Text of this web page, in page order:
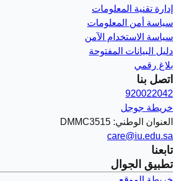
إدارة تقنية المعلومات
سياسة أمن المعلومات
سياسة الاستخدام الآمن
دليل البيانات المفتوحة
بلاغ رقمي
اتصل بنا
920022042
خريطة جوجل
العنوان الوطني: DMMC3515
care@iu.edu.sa
تابعنا
تطبيق الجوال